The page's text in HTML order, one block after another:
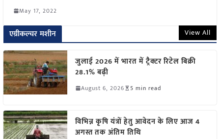
May 17, 2022
एग्रीकल्चर मशीन View All
जुलाई 2026 में भारत में ट्रैक्टर रिटेल बिक्री
28.1% बढ़ी
August 6, 2026 5 min read
विभिन्न कृषि यंत्रों हेतु आवेदन के लिए आज 4
अगस्त तक अंतिम तिथि